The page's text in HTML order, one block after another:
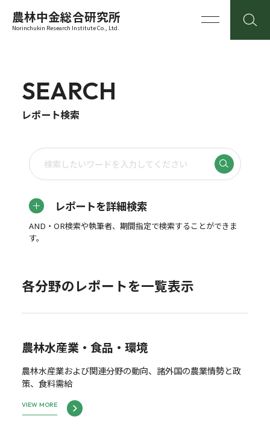
農林中金総合研究所
Norinchukin Research Institute Co., Ltd.
SEARCH
レポート検索
レポートを詳細検索
AND・OR検索や執筆者、期間指定で検索することができま
す。
各分野のレポートを一覧表示
農林水産業・食品・環境
農林水産業および関連分野の動向、諸外国の農業情勢と政
策、食料需給
VIEW MORE